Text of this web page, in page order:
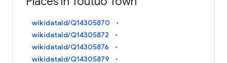
wikidataId/Q14305870
wikidataId/Q14305872
wikidataId/Q14305876
wikidataId/Q14305879